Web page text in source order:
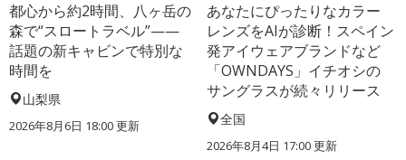
都心から約2時間、八ヶ岳の
森で“スロートラベル”——
話題の新キャビンで特別な
時間を
山梨県
2026年8月6日 18:00更新
あなたにぴったりなカラー
レンズをAIが診断！スペイン
発アイウェアブランドなど
「OWNDAYS」イチオシの
サングラスが続々リリース
全国
2026年8月4日 17:00更新